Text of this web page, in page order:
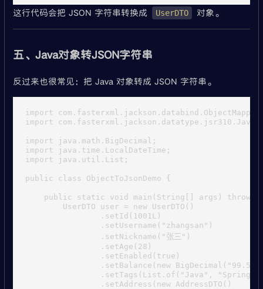
这行代码会把 JSON 字符串转换成 UserDTO 对象。
五、Java对象转JSON字符串
反过来也很常见：把 Java 对象转成 JSON 字符串。
import
import
import java.math.BigDecimal;
import java.time.LocalDateTime;
import java.util.List;
public class ObjectToJsonDemo {
public static void main(String[] args) throws
        UserDTO user = new UserDTO()
                .setId(1001L)
                .setUsername("zhangsan")
                .setNickname("张三")
                .setAge(28)
                .setEnabled(true)
.setBalance(new
.setTags(List.of("Java", "Spring
                .setAddress(new AddressDTO()